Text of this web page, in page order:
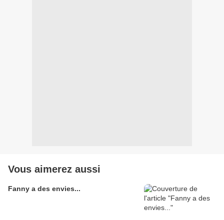
Vous aimerez aussi
Fanny a des envies...